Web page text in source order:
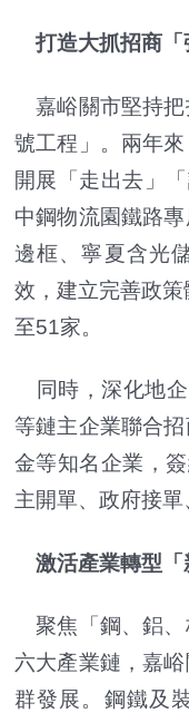
打造大抓招商「
嘉峪關市堅持把
號工程」。兩年
開展「走出去」
中鋼物流園鐵路
邊框、寧夏含光
效，建立完善政
至51家。
同時，深化地企
等鏈主企業聯合
金等知名企業，
主開單、政府接單
激活產業轉型「
聚焦「鋼、鋁、
六大產業鏈，嘉
群發展。鋼鐵及